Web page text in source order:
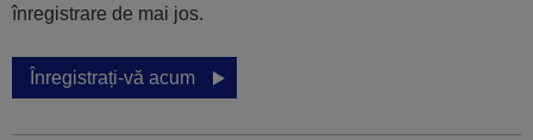
înregistrare de mai jos.
Înregistrați-vă acum